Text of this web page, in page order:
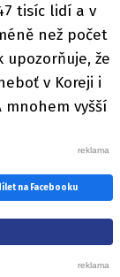
tisíc lidí a v
než počet
upozorňuje, že
v Koreji i
vyšší
na Facebooku